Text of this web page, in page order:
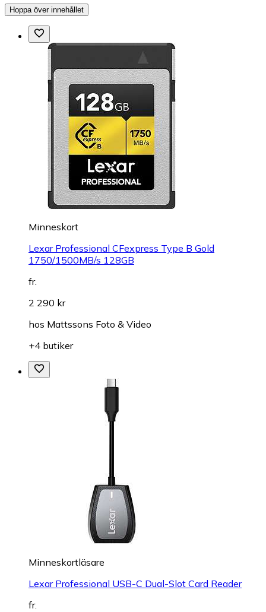
Hoppa över innehållet
Minneskort
Lexar Professional CFexpress Type B Gold
1750/1500MB/s 128GB
fr.
2 290 kr
hos Mattssons Foto & Video
+4 butiker
Minneskortläsare
Lexar Professional USB-C Dual-Slot Card Reader
fr.